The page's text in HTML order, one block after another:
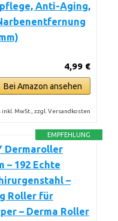
Anti-Aging,
4,99 €
Bei Amazon ansehen
inkl. MwSt., zzgl. Versandkosten
EMPFEHLUNG
Dermaroller
– 192 Echte
–
Roller für
– Derma Roller